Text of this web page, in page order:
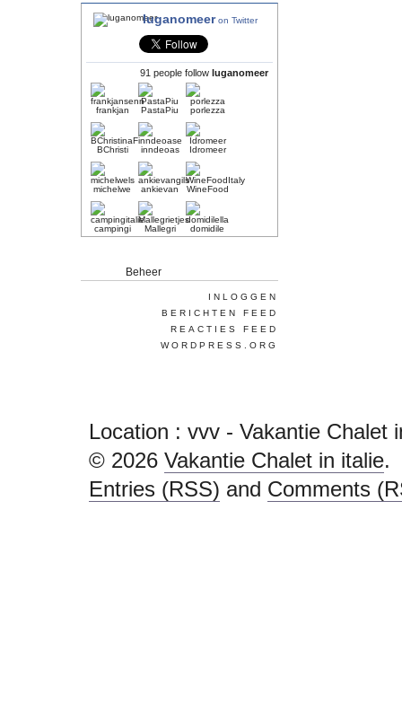
luganomeeron Twitter
91 people follow luganomeer
frankjan PastaPiu porlezza
BChristi inndeoas Idromeer
michelwe ankievan WineFood
campingi Mallegri domidile
Beheer
INLOGGEN
BERICHTEN FEED
REACTIES FEED
WORDPRESS.ORG
Location : vvv - Vakantie Chalet
© 2026 Vakantie Chalet in italie.
Entries (RSS) and Comments